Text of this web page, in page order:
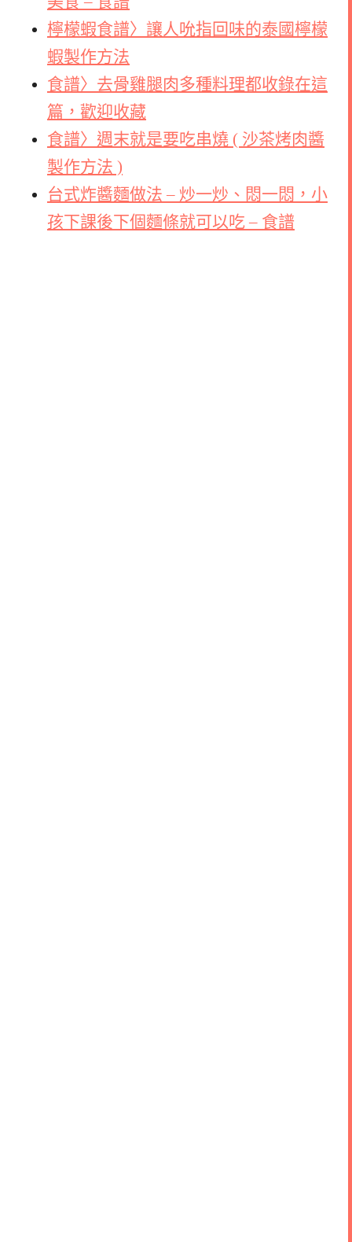
檸檬蝦食譜〉讓人吮指回味的泰國檸檬
蝦製作方法
食譜〉去骨雞腿肉多種料理都收錄在這
篇，歡迎收藏
食譜〉週末就是要吃串燒 ( 沙茶烤肉醬
製作方法 )
台式炸醬麵做法 – 炒一炒、悶一悶，小
孩下課後下個麵條就可以吃 – 食譜